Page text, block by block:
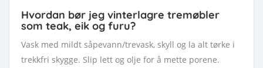
Hvordan bør jeg vinterlagre tremøbler
som teak, eik og furu?
Vask med mildt såpevann/trevask, skyll og la alt tørke i
trekkfri skygge. Slip lett og olje for å mette porene.